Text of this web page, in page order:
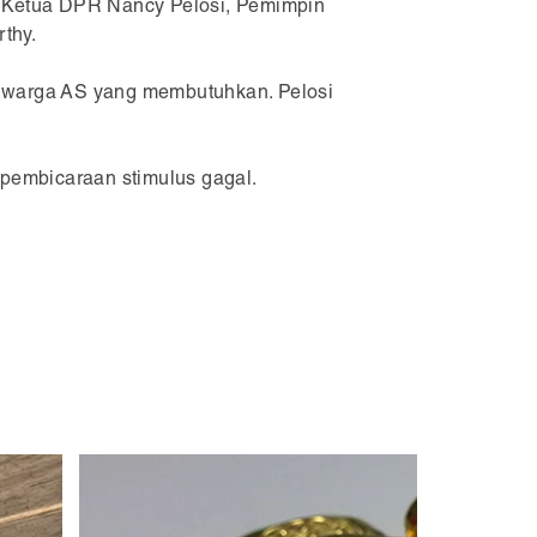
DPR Nancy Pelosi, Pemimpin
AS yang membutuhkan. Pelosi
stimulus gagal.